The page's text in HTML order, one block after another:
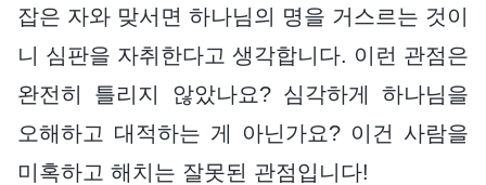
잡은 자와 맞서면 하나님의 명을 거스르는 것이
니 심판을 자취한다고 생각합니다. 이런 관점은
완전히 틀리지 않았나요? 심각하게 하나님을
오해하고 대적하는 게 아닌가요? 이건 사람을
미혹하고 해치는 잘못된 관점입니다!